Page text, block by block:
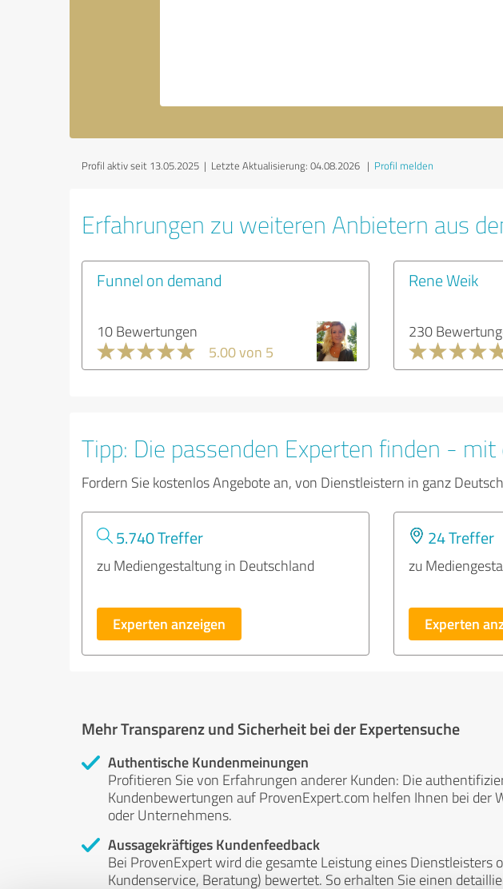
Profil aktiv seit 13.05.2025 | Letzte Aktualisierung: 04.08.2026 | Profil melden
Erfahrungen zu weiteren Anbietern aus
Funnel on demand
10 Bewertungen
5.00 von 5
Rene Weik
230
Tipp: Die passenden Experten finden -
Fordern Sie kostenlos Angebote an, von Dienstleistern in ganz
5.740 Treffer
zu Mediengestaltung in Deutschland
Experten anzeigen
24 Treffer
zu
Experten
Mehr Transparenz und Sicherheit bei der Expertensuche
Authentische Kundenmeinungen
Profitieren Sie von Erfahrungen anderer Kunden: Die
Kundenbewertungen auf ProvenExpert.com helfen Ihnen bei der
oder Unternehmens.
Aussagekräftiges Kundenfeedback
Bei ProvenExpert wird die gesamte Leistung eines Dienstleisters
Kundenservice, Beratung) bewertet. So erhalten Sie einen